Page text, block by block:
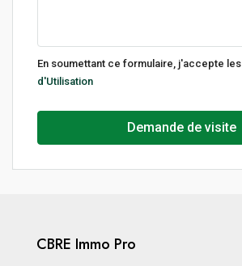
En soumettant ce formulaire, j'accepte les
d'Utilisation
Demande de visite
CBRE Immo Pro